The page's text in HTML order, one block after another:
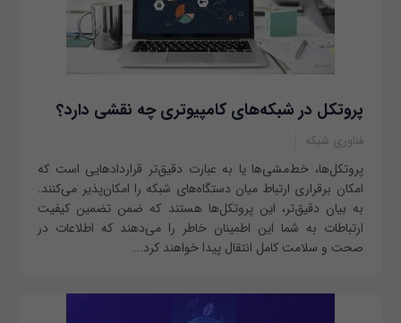
پروتکل در شبکه‌های کامپیوتری چه نقشی دارد؟
فناوری شبکه
پروتکل‌ها، خط‌مشی‌ها یا به عبارت دقیق‌تر قراردادهایی است که
امکان برقراری ارتباط میان دستگاه‌های شبکه را امکان‌پذیر می‌کنند.
به بیان دقیق‌تر، این پروتکل‌ها هستند که ضمن تضمین کیفیت
ارتباطات به شما این اطمینان خاطر را می‌دهند که اطلاعات در
صحت و سلامت کامل انتقال پیدا خواهند کرد...